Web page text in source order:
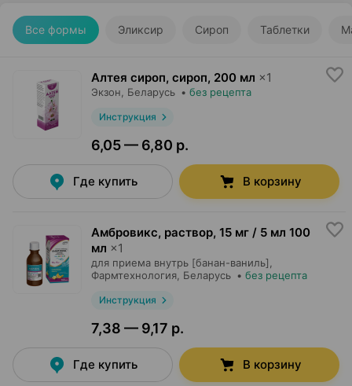
Все формы Эликсир Сироп Таблетки
Алтея сироп, сироп, 200 мл ×1
Экзон , Беларусь • без рецепта
Инструкция
6,05 — 6,80 р.
Где купить В корзину
Амбровикс, раствор, 15 мг / 5 мл 100
мл ×1
для приема внутрь [банан-ваниль],
Фармтехнология , Беларусь • без рецепта
Инструкция
7,38 — 9,17 р.
Где купить В корзину